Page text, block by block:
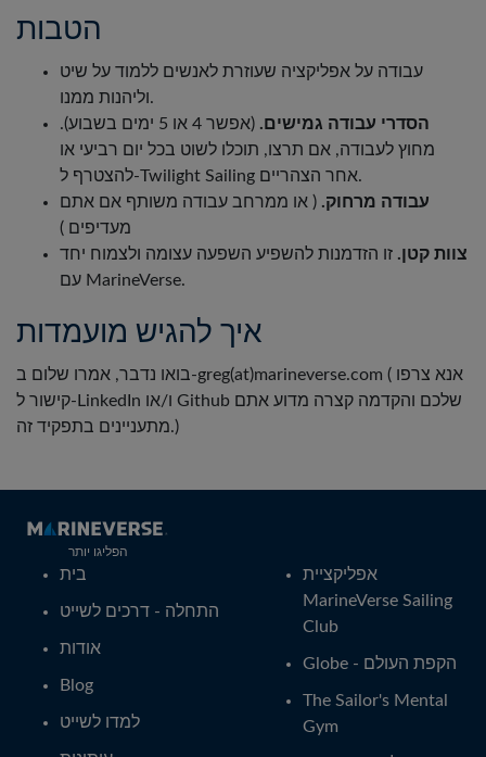
הטבות
עבודה על אפליקציה שעוזרת לאנשים ללמוד על שיט
וליהנות ממנו.
הסדרי עבודה גמישים.
(אפשר 4 או 5 ימים בשבוע).
מחוץ לעבודה, אם תרצו, תוכלו לשוט בכל יום רביעי או
להצטרף ל-Twilight Sailing אחר הצהריים.
עבודה מרחוק. ( או ממרחב עבודה משותף אם אתם
מעדיפים )
צוות קטן. זו הזדמנות להשפיע השפעה עצומה ולצמוח יחד
עם MarineVerse.
איך להגיש מועמדות
בואו נדבר, אמרו שלום ב-greg(at)marineverse.com ( אנא צרפו
קישור ל-LinkedIn ו/או Github שלכם והקדמה קצרה מדוע אתם
מתעניינים בתפקיד זה.)
הפליגו יותר
בית
התחלה - דרכים לשייט
אודות
Blog
למדו לשייט
אפליקציית
MarineVerse Sailing
Club
Globe - הקפת העולם
The Sailor's Mental
Gym